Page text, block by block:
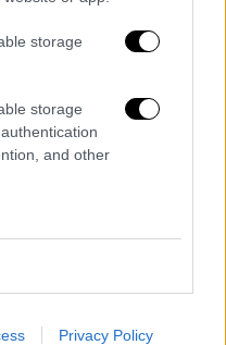
storage
storage
and other
Privacy Policy
ο Γιώργος
αντικαταστάτης
στην ΕΙΝΑΠ